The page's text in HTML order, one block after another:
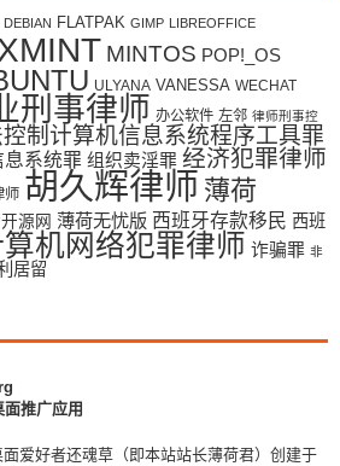
DEBIAN FLATPAK GIMP LIBREOFFICE
MINTOS POP!_OS
ULYANA VANESSA WECHAT
刑事律师 办公软件 左邻 律师刑事控
制计算机信息系统程序工具罪
系统罪 组织卖淫罪 经济犯罪律师
师 胡久辉律师 薄荷
源网 薄荷无忧版 西班牙存款移民 西班
机网络犯罪律师 诈骗罪 非
居留
推广应用
爱好者还魂草（即本站站长薄荷君）创建于